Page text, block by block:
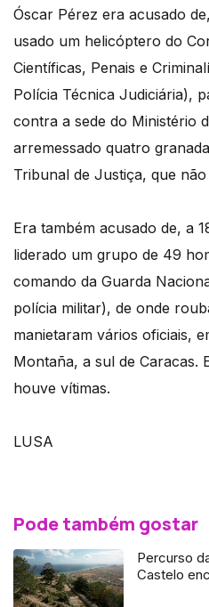
Óscar Pérez era acusado
usado um helicóptero do
Científicas, Penais e
Polícia Técnica Judiciária),
contra a sede do Ministério
arremessado quatro
Tribunal de Justiça, que
Era também acusado de, a
liderado um grupo de 49
comando da Guarda
polícia militar), de onde
manietaram vários oficiais,
Montaña, a sul de Caracas.
houve vítimas.
LUSA
Pode também gostar
Percurso
Castelo